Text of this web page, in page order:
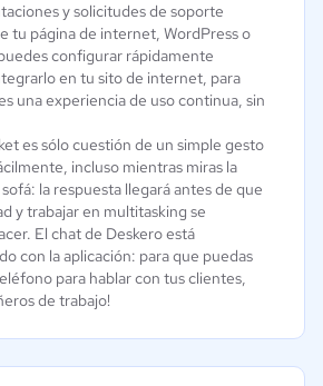
y solicitudes de soporte
tu página de internet, WordPress o
configurar rápidamente
en tu sito de internet, para
una experiencia de uso continua, sin
es sólo cuestión de un simple gesto
incluso mientras miras la
la respuesta llegará antes de que
y trabajar en multitasking se
El chat de Deskero está
con la aplicación: para que puedas
para hablar con tus clientes,
de trabajo!